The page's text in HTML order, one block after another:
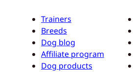
Trainers
Breeds
Dog blog
Affiliate program
Dog products